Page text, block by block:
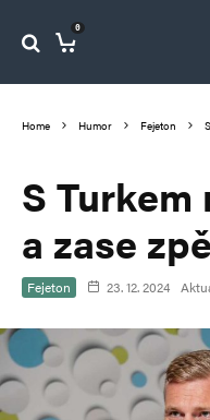
0
Home Humor Fejeton
S Turkem
a zase
Fejeton 23. 12. 2024